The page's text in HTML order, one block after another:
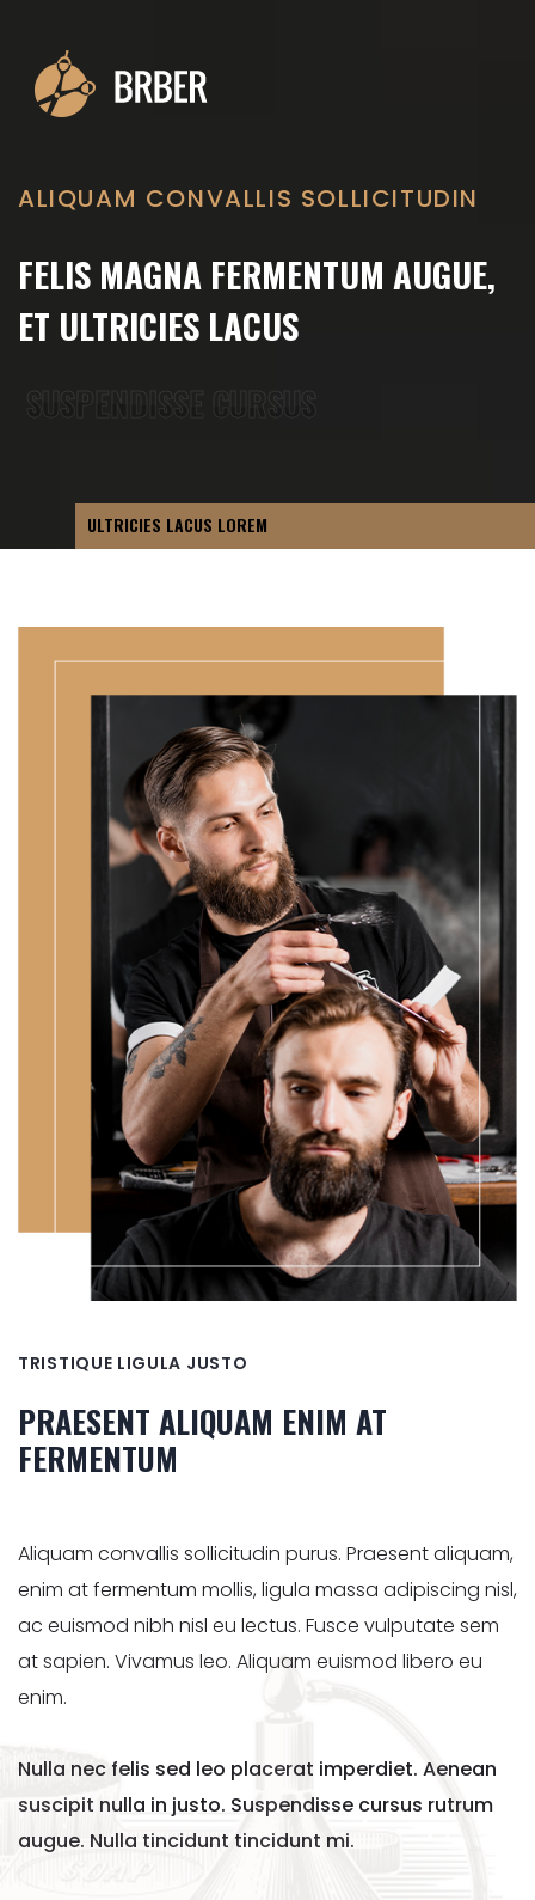
ALIQUAM CONVALLIS SOLLICITUDIN
FELIS MAGNA FERMENTUM AUGUE,
ET ULTRICIES LACUS
SUSPENDISSE CURSUS
SUSPENDISSE CURSUS
ULTRICIES LACUS LOREM
TRISTIQUE LIGULA JUSTO
PRAESENT ALIQUAM ENIM AT
FERMENTUM
Aliquam convallis sollicitudin purus. Praesent aliquam,
enim at fermentum mollis, ligula massa adipiscing nisl,
ac euismod nibh nisl eu lectus. Fusce vulputate sem
at sapien. Vivamus leo. Aliquam euismod libero eu
enim.
Nulla nec felis sed leo placerat imperdiet. Aenean
suscipit nulla in justo. Suspendisse cursus rutrum
augue. Nulla tincidunt tincidunt mi.